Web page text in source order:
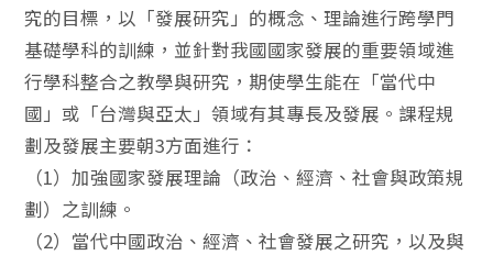
究的目標，以「發展研究」的概念、理論進行跨學門
基礎學科的訓練，並針對我國國家發展的重要領域進
行學科整合之教學與研究，期使學生能在「當代中
國」或「台灣與亞太」領域有其專長及發展。課程規
劃及發展主要朝3方面進行：
（1）加強國家發展理論（政治、經濟、社會與政策規
劃）之訓練。
（2）當代中國政治、經濟、社會發展之研究，以及與